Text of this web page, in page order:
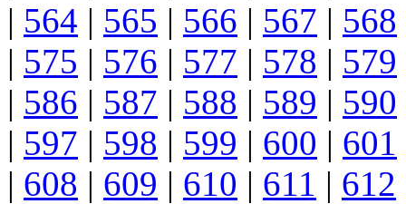
| 564 | 565 | 566 | 567 | 568
| 575 | 576 | 577 | 578 | 579
| 586 | 587 | 588 | 589 | 590
| 597 | 598 | 599 | 600 | 601
| 608 | 609 | 610 | 611 | 612